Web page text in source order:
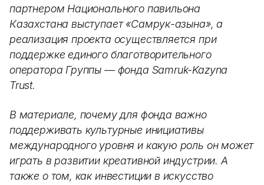
партнером Национального павильона
Казахстана выступает «Самрук-Қазына», а
реализация проекта осуществляется при
поддержке единого благотворительного
оператора Группы — фонда Samruk-Kazyna
Trust.
В материале, почему для фонда важно
поддерживать культурные инициативы
международного уровня и какую роль он может
играть в развитии креативной индустрии. А
также о том, как инвестиции в искусство